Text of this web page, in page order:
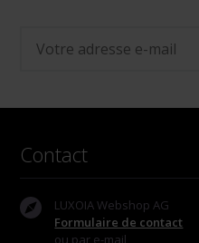
Contact
LUXOIA Webshop AG
Formulaire de contact
ou par e-mail